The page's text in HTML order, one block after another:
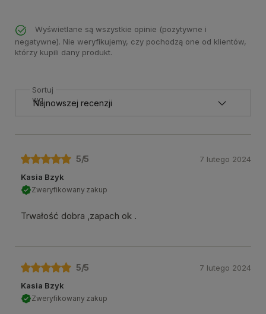
Wyświetlane są wszystkie opinie (pozytywne i
negatywne). Nie weryfikujemy, czy pochodzą one od klientów,
którzy kupili dany produkt.
Sortuj
wg
5/5
Kasia Bzyk
Zweryfikowany zakup
Trwałość dobra ,zapach ok .
7 lutego 2024
5/5
Kasia Bzyk
Zweryfikowany zakup
7 lutego 2024